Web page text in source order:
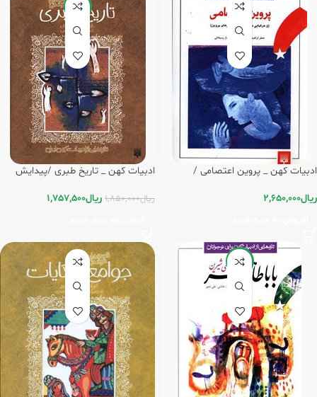
ادبیات کهن _ پروین اعتصامی /
ریال2,650,000
-5%
ادبیات کهن _ تاریخ طبری /پیدایش
ریال1,850,000 ریال1,757,500
-5%